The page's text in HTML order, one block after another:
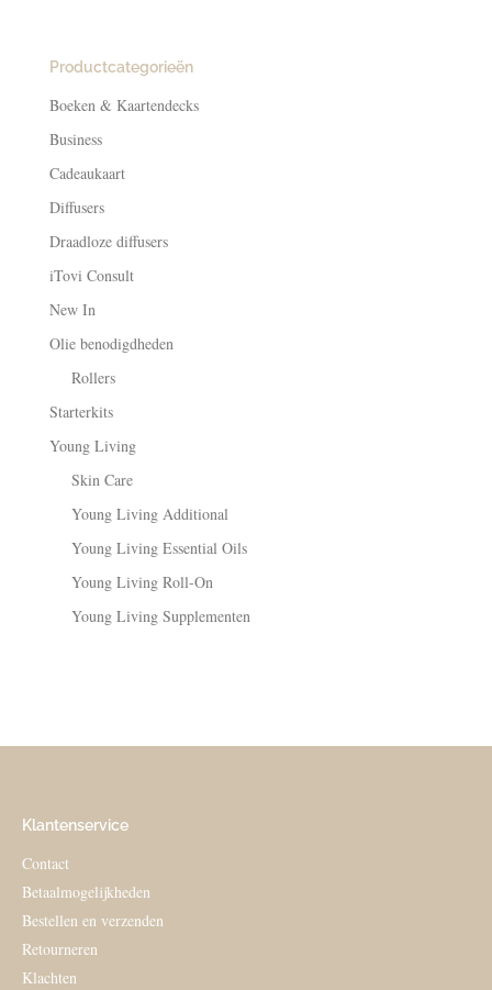
Productcategorieën
Boeken & Kaartendecks
Business
Cadeaukaart
Diffusers
Draadloze diffusers
iTovi Consult
New In
Olie benodigdheden
Rollers
Starterkits
Young Living
Skin Care
Young Living Additional
Young Living Essential Oils
Young Living Roll-On
Young Living Supplementen
Klantenservice
Contact
Betaalmogelijkheden
Bestellen en verzenden
Retourneren
Klachten